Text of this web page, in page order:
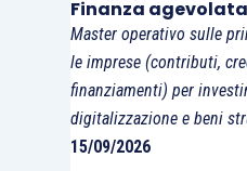
partecipazione al
ad un patto di
dall’amministratore, tre
votare come il
deterrebbe il controllo
Finanza
Master operativo sulle
le imprese (contributi,
finanziamenti) per
digitalizzazione e beni
15/09/2026